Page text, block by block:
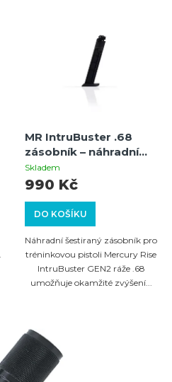
MR IntruBuster .68
zásobník – náhradní
zásobník pro
IntruBuster GEN2 .68
Skladem
DO KOŠÍKU
990 Kč
Náhradní šestiraný zásobník pro
tréninkovou pistoli Mercury Rise
IntruBuster GEN2 ráže .68
umožňuje okamžité zvýšení...